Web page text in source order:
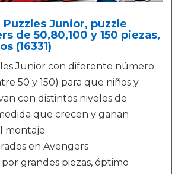
Junior, puzzle
de 50,80,100 y 150 piezas,
(16331)
Junior con diferente número
50 y 150) para que niños y
con distintos niveles de
que crecen y ganan
montaje
en Avengers
grandes piezas, óptimo